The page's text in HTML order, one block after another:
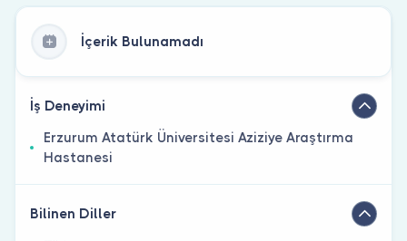
İçerik Bulunamadı
İş Deneyimi
Erzurum Atatürk Üniversitesi Aziziye Araştırma
Hastanesi
Bilinen Diller